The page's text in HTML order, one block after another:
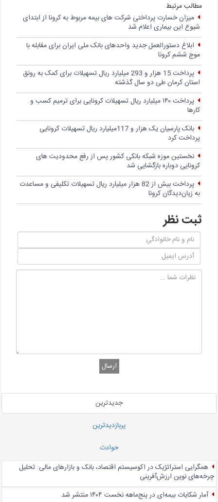
مطالب مرتبط
میزان خسارت پرداختی شرکت های بیمه مربوط به کرونا از ابتدای
شیوع این بیماری اعلام شد
ابلاغ دستورالعمل جدید واحدهای بانک ملی ایران برای مقابله با
موج ششم کرونا
پرداخت 15 هزار و 293 میلیارد ریال تسهیلات برای کمک به رونق
استان کرمان طی دو سال گذشته
پرداخت ۱۴۰ میلیارد ریال تسهیلات کرونایی برای ترمیم کسب و
کارها
بانک پارسیان یک هزار و 117میلیارد ریال تسهیلات کرونایی
پرداخت کرد
نخستین موزه شبکه بانکی کشور پس از رفع محدودیت های
کرونایی دوباره بازگشایی شد
پرداخت بیش از 82 هزار میلیارد ریال تسهیلات تکلیفی و مساعدت
به زیان‌دیدگان کرونا
ثبت نظر
ارسال
جدیدترین
پربازدیدترین
حوادث
همگرایی استراتژیک در اکوسیستم اقتصاد، بانک و بازارهای مالی: تحلیل
چرخه‌های نوین ارزش‌آفرینی
آمار شکایات بیمه‌ای در پنج‌‌ماهه نخست ۱۴۰۴ منتشر شد